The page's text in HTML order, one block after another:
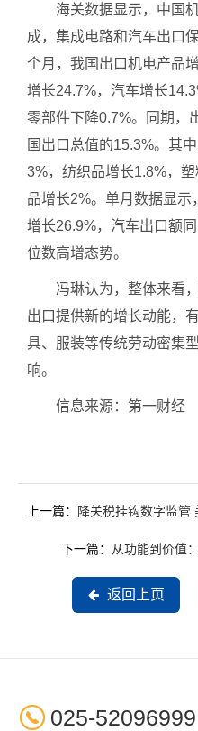
海关数据显示，中国
成，集成电路和汽车出口
个月，我国出口机电产品
增长24.7%，汽车增长
零部件下降0.7%。同期，
国出口总值的15.3%。其
3%，纺织品增长1.8%，
品增长2%。单月数据显
增长26.9%，汽车出口额
位数高增态势。
冯琳认为，整体来看
出口提供新的增长动能，
具、服装等传统劳动密集
响。
信息来源：第一财经
上一篇： 降关税挂钩数字监管
下一篇： 从功能到价值
返回上页
 025-52096999